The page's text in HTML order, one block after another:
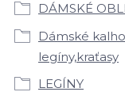
DÁMSKÉ
Dámské
legíny,kraťasy
LEGÍNY